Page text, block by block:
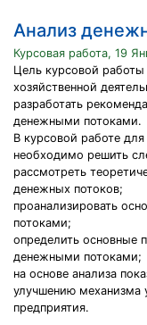
Анализ
Курсовая работа, 19
Цель курсовой работы
хозяйственной
разработать
денежными потоками.
В курсовой работе
необходимо решить
рассмотреть
денежных потоков;
проанализировать
потоками;
определить основные
денежными потоками;
на основе анализа
улучшению механизма
предприятия.